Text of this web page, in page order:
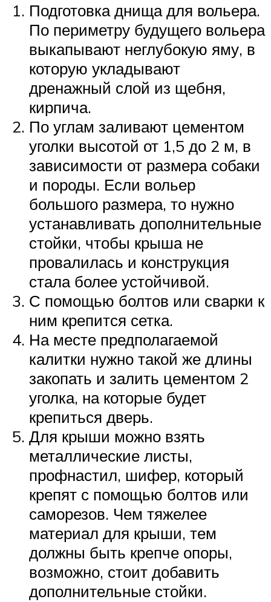
Подготовка днища для вольера.
По периметру будущего вольера
выкапывают неглубокую яму, в
которую укладывают
дренажный слой из щебня,
кирпича.
По углам заливают цементом
уголки высотой от 1,5 до 2 м, в
зависимости от размера собаки
и породы. Если вольер
большого размера, то нужно
устанавливать дополнительные
стойки, чтобы крыша не
провалилась и конструкция
стала более устойчивой.
С помощью болтов или сварки к
ним крепится сетка.
На месте предполагаемой
калитки нужно такой же длины
закопать и залить цементом 2
уголка, на которые будет
крепиться дверь.
Для крыши можно взять
металлические листы,
профнастил, шифер, который
крепят с помощью болтов или
саморезов. Чем тяжелее
материал для крыши, тем
должны быть крепче опоры,
возможно, стоит добавить
дополнительные стойки.